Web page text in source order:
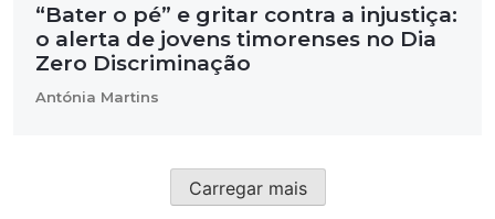
“Bater o pé” e gritar contra a injustiça:
o alerta de jovens timorenses no Dia
Zero Discriminação
Antónia Martins
Carregar mais